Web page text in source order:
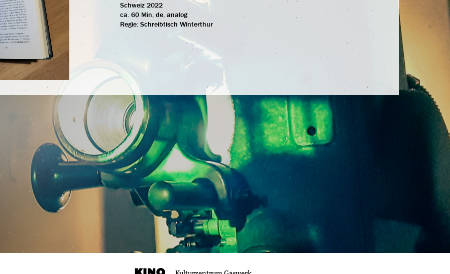
Schweiz 2022
ca. 60 Min, de, analog
Regie: Schreibtisch Winterthur